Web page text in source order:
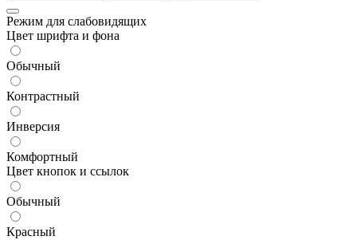
Режим для слабовидящих
Цвет шрифта и фона
Обычный
Контрастный
Инверсия
Комфортный
Цвет кнопок и ссылок
Обычный
Красный